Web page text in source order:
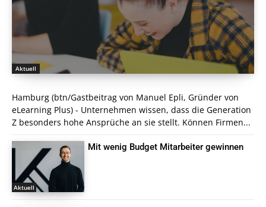
Aktuell
Hamburg (btn/Gastbeitrag von Manuel Epli, Gründer von
eLearning Plus) - Unternehmen wissen, dass die Generation
Z besonders hohe Ansprüche an sie stellt. Können Firmen...
Aktuell
Mit wenig Budget Mitarbeiter gewinnen